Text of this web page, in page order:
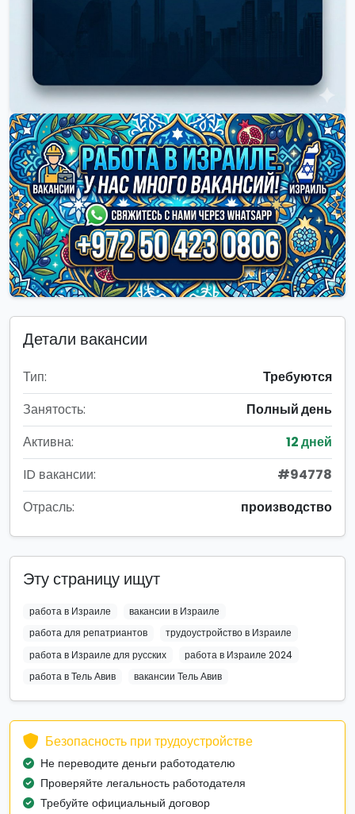
Детали вакансии
Тип:
Требуются
Занятость:
Полный день
Активна:
12 дней
ID вакансии:
#94778
Отрасль:
производство
Эту страницу ищут
работа в Израиле
вакансии в Израиле
работа для репатриантов
трудоустройство в Израиле
работа в Израиле для русских
работа в Израиле 2024
работа в Тель Авив
вакансии Тель Авив
Безопасность при трудоустройстве
Не переводите деньги работодателю
Проверяйте легальность работодателя
Требуйте официальный договор